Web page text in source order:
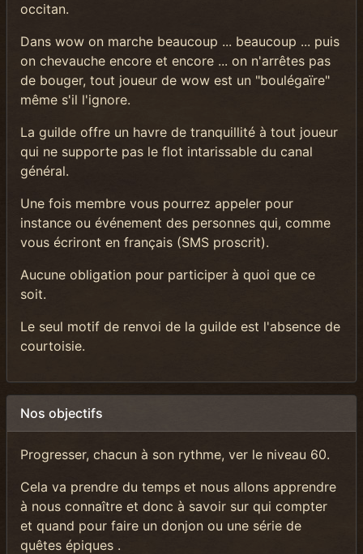
occitan.
Dans wow on marche beaucoup ... beaucoup ... puis
on chevauche encore et encore ... on n'arrêtes pas
de bouger, tout joueur de wow est un "boulégaïre"
même s'il l'ignore.
La guilde offre un havre de tranquillité à tout joueur
qui ne supporte pas le flot intarissable du canal
général.
Une fois membre vous pourrez appeler pour
instance ou événement des personnes qui, comme
vous écriront en français (SMS proscrit).
Aucune obligation pour participer à quoi que ce
soit.
Le seul motif de renvoi de la guilde est l'absence de
courtoisie.
Nos objectifs
Progresser, chacun à son rythme, ver le niveau 60.
Cela va prendre du temps et nous allons apprendre
à nous connaître et donc à savoir sur qui compter
et quand pour faire un donjon ou une série de
quêtes épiques .